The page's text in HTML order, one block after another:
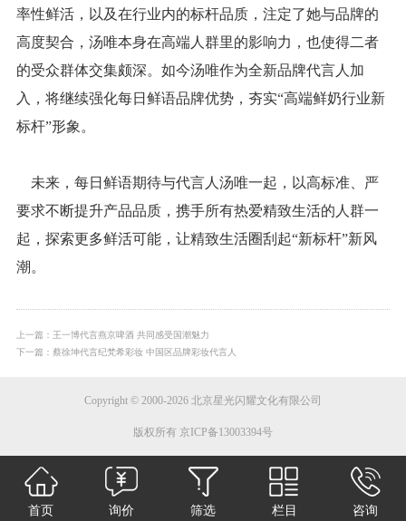
率性鲜活，以及在行业内的标杆品质，注定了她与品牌的
高度契合，汤唯本身在高端人群里的影响力，也使得二者
的受众群体交集颇深。如今汤唯作为全新品牌代言人加
入，将继续强化每日鲜语品牌优势，夯实“高端鲜奶行业新
标杆”形象。
未来，每日鲜语期待与代言人汤唯一起，以高标准、严
要求不断提升产品品质，携手所有热爱精致生活的人群一
起，探索更多鲜活可能，让精致生活圈刮起“新标杆”新风
潮。
上一篇：王一博代言燕京啤酒 共同感受国潮魅力
下一篇：蔡徐坤代言纪梵希彩妆 中国区品牌彩妆代言人
Copyright © 2000-2026 北京星光闪耀文化有限公司
版权所有 京ICP备13003394号
首页 询价 筛选 栏目 咨询